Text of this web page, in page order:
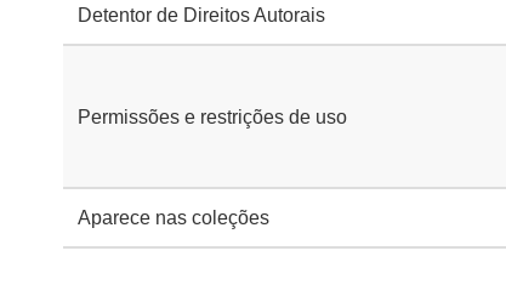
Detentor de Direitos Autorais
Permissões e restrições de uso
Aparece nas coleções